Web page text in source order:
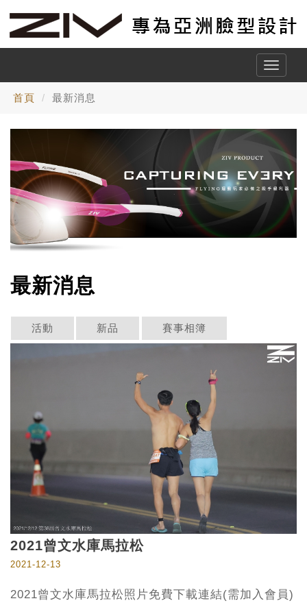
Toggle
首頁 最新消息
最新消息
活動 新品 賽事相簿
2021曾文水庫馬拉松
2021-12-13
2021曾文水庫馬拉松照片免費下載連結(需加入會員)